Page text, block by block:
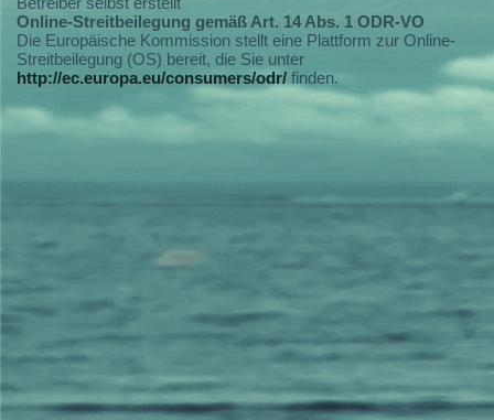
Online-Streitbeilegung gemäß Art. 14 Abs. 1 ODR-VO
Die Europäische Kommission stellt eine Plattform zur Online-
Streitbeilegung (OS) bereit, die Sie unter
http://ec.europa.eu/consumers/odr/ finden.